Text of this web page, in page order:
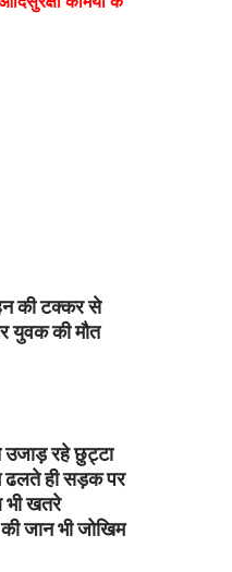
की टक्कर से
युवक की मौत
रहे छुट्टा
ढलते ही सड़क पर
खतरे
की जान भी जोखिम